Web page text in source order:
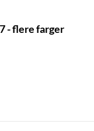
- flere farger